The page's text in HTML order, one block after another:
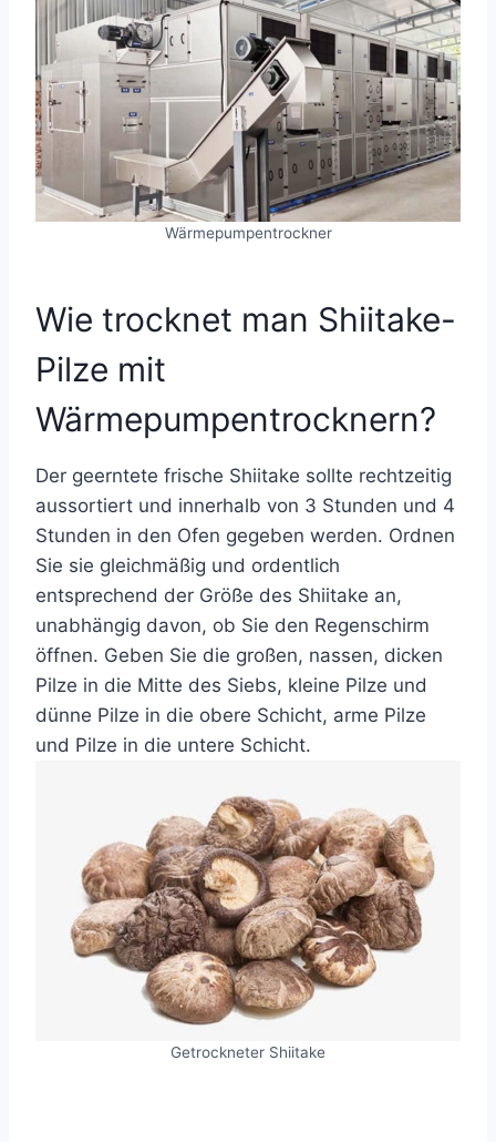
Wärmepumpentrockner
Wie trocknet man Shiitake-
Pilze mit
Wärmepumpentrocknern?
Der geerntete frische Shiitake sollte rechtzeitig
aussortiert und innerhalb von 3 Stunden und 4
Stunden in den Ofen gegeben werden. Ordnen
Sie sie gleichmäßig und ordentlich
entsprechend der Größe des Shiitake an,
unabhängig davon, ob Sie den Regenschirm
öffnen. Geben Sie die großen, nassen, dicken
Pilze in die Mitte des Siebs, kleine Pilze und
dünne Pilze in die obere Schicht, arme Pilze
und Pilze in die untere Schicht.
Getrockneter Shiitake